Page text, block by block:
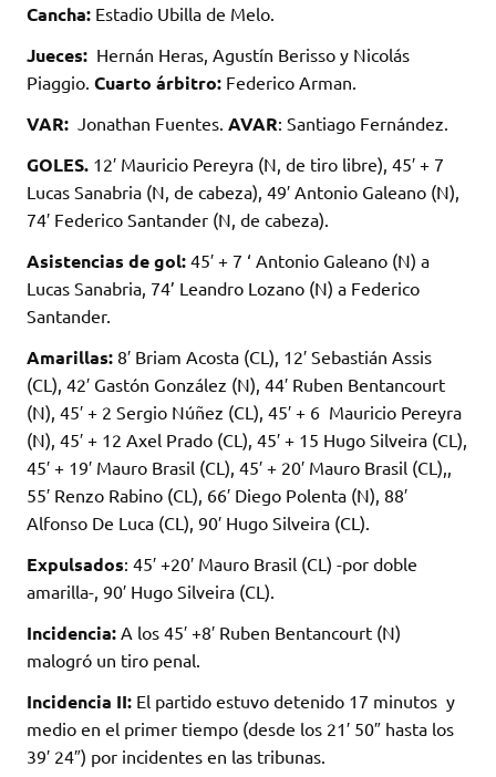
Cancha: Estadio Ubilla de Melo.
Jueces: Hernán Heras, Agustín Berisso y Nicolás
Piaggio. Cuarto árbitro: Federico Arman.
VAR: Jonathan Fuentes. AVAR: Santiago Fernández.
GOLES. 12′ Mauricio Pereyra (N, de tiro libre), 45′ + 7
Lucas Sanabria (N, de cabeza), 49′ Antonio Galeano (N),
74′ Federico Santander (N, de cabeza).
Asistencias de gol: 45′ + 7 ‘ Antonio Galeano (N) a
Lucas Sanabria, 74’ Leandro Lozano (N) a Federico
Santander.
Amarillas: 8′ Briam Acosta (CL), 12′ Sebastián Assis
(CL), 42′ Gastón González (N), 44′ Ruben Bentancourt
(N), 45′ + 2 Sergio Núñez (CL), 45′ + 6 Mauricio Pereyra
(N), 45′ + 12 Axel Prado (CL), 45′ + 15 Hugo Silveira (CL),
45′ + 19′ Mauro Brasil (CL), 45′ + 20′ Mauro Brasil (CL),,
55′ Renzo Rabino (CL), 66′ Diego Polenta (N), 88′
Alfonso De Luca (CL), 90′ Hugo Silveira (CL).
Expulsados: 45′ +20′ Mauro Brasil (CL) -por doble
amarilla-, 90′ Hugo Silveira (CL).
Incidencia: A los 45′ +8′ Ruben Bentancourt (N)
malogró un tiro penal.
Incidencia II: El partido estuvo detenido 17 minutos y
medio en el primer tiempo (desde los 21′ 50″ hasta los
39′ 24″) por incidentes en las tribunas.